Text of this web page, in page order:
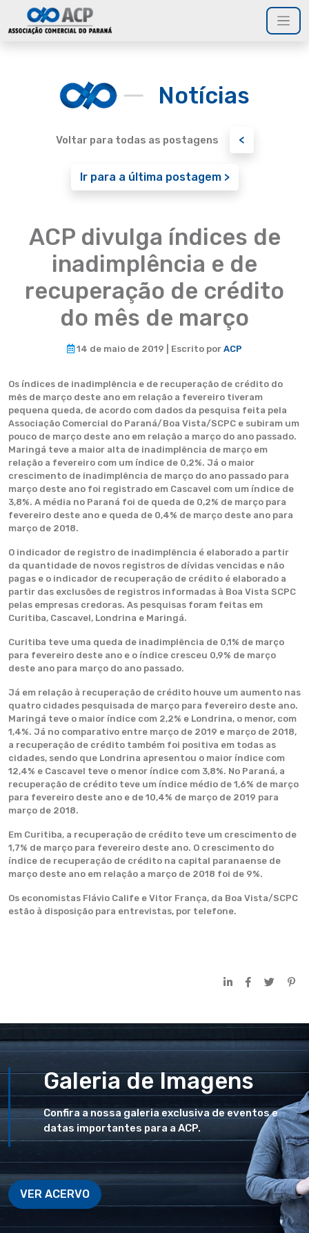
Notícias
Voltar para todas as postagens <
Ir para a última postagem >
ACP divulga índices de
inadimplência e de
recuperação de crédito
do mês de março
14 de maio de 2019 | Escrito por ACP
Os índices de inadimplência e de recuperação de crédito do
mês de março deste ano em relação a fevereiro tiveram
pequena queda, de acordo com dados da pesquisa feita pela
Associação Comercial do Paraná/Boa Vista/SCPC e subiram um
pouco de março deste ano em relação a março do ano passado.
Maringá teve a maior alta de inadimplência de março em
relação a fevereiro com um índice de 0,2%. Já o maior
crescimento de inadimplência de março do ano passado para
março deste ano foi registrado em Cascavel com um índice de
3,8%. A média no Paraná foi de queda de 0,2% de março para
fevereiro deste ano e queda de 0,4% de março deste ano para
março de 2018.
O indicador de registro de inadimplência é elaborado a partir
da quantidade de novos registros de dívidas vencidas e não
pagas e o indicador de recuperação de crédito é elaborado a
partir das exclusões de registros informadas à Boa Vista SCPC
pelas empresas credoras. As pesquisas foram feitas em
Curitiba, Cascavel, Londrina e Maringá.
Curitiba teve uma queda de inadimplência de 0,1% de março
para fevereiro deste ano e o índice cresceu 0,9% de março
deste ano para março do ano passado.
Já em relação à recuperação de crédito houve um aumento nas
quatro cidades pesquisada de março para fevereiro deste ano.
Maringá teve o maior índice com 2,2% e Londrina, o menor, com
1,4%. Já no comparativo entre março de 2019 e março de 2018,
a recuperação de crédito também foi positiva em todas as
cidades, sendo que Londrina apresentou o maior índice com
12,4% e Cascavel teve o menor índice com 3,8%. No Paraná, a
recuperação de crédito teve um índice médio de 1,6% de março
para fevereiro deste ano e de 10,4% de março de 2019 para
março de 2018.
Em Curitiba, a recuperação de crédito teve um crescimento de
1,7% de março para fevereiro deste ano. O crescimento do
índice de recuperação de crédito na capital paranaense de
março deste ano em relação a março de 2018 foi de 9%.
Os economistas Flávio Calife e Vitor França, da Boa Vista/SCPC
estão à disposição para entrevistas, por telefone.
Galeria de Imagens
Confira a nossa galeria exclusiva de eventos e
datas importantes para a ACP.
VER ACERVO